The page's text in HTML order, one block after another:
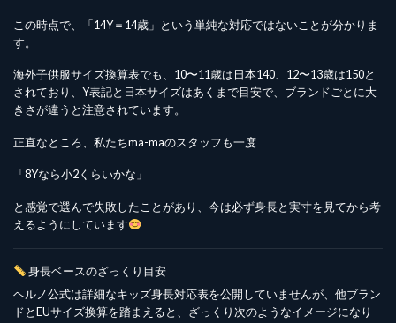
この時点で、「14Y＝14歳」という単純な対応ではないことが分かりま
す。
海外子供服サイズ換算表でも、10〜11歳は日本140、12〜13歳は150と
されており、Y表記と日本サイズはあくまで目安で、ブランドごとに大
きさが違うと注意されています。
正直なところ、私たちma-maのスタッフも一度
「8Yなら小2くらいかな」
と感覚で選んで失敗したことがあり、今は必ず身長と実寸を見てから考
えるようにしています
身長ベースのざっくり目安
ヘルノ公式は詳細なキッズ身長対応表を公開していませんが、他ブラン
ドとEUサイズ換算を踏まえると、ざっくり次のようなイメージになり